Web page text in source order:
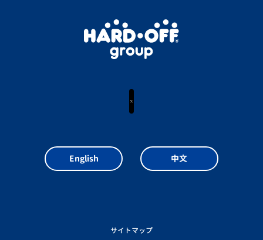
サイトマップ
English 中文